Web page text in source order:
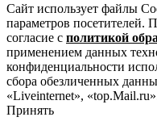
Сайт использует файлы
параметров посетителей.
согласие с политикой
применением данных
конфиденциальности
сбора обезличенных
«Liveinternet»,
Принять